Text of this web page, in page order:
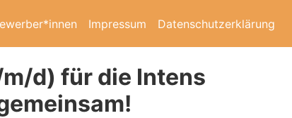
Impressum Datenschutzerklärung
d) für die Intens